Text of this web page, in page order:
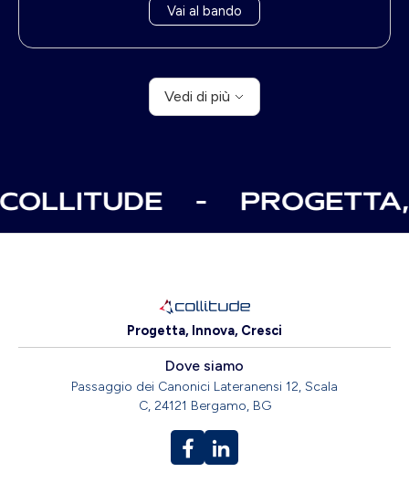
Vai al bando
Vedi di più
PROGETTA,
Progetta, Innova, Cresci
Dove siamo
Passaggio dei Canonici Lateranensi 12, Scala
C, 24121 Bergamo, BG